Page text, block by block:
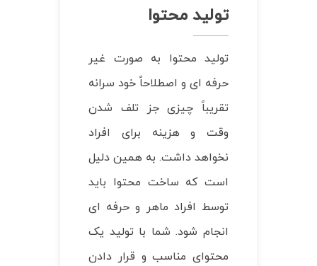
تولید محتوا
تولید محتوا به صورت غیر
حرفه ای و اصطلاحاً خود سرانه
تقریباً چیزی جز تلف شدن
وقت و هزینه برای افراد
نخواهد داشت. به همین دلیل
است که ساخت محتوا باید
توسط افراد ماهر و حرفه ای
انجام شود. شما با تولید یک
محتوای مناسب و قرار دادن